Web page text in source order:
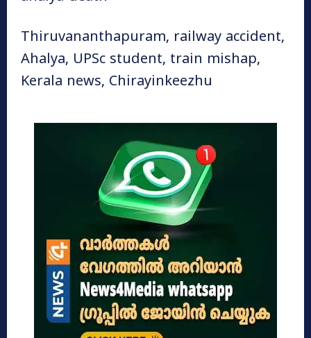
Thiruvananthapuram, railway accident,
Ahalya, UPSc student, train mishap,
Kerala news, Chirayinkeezhu